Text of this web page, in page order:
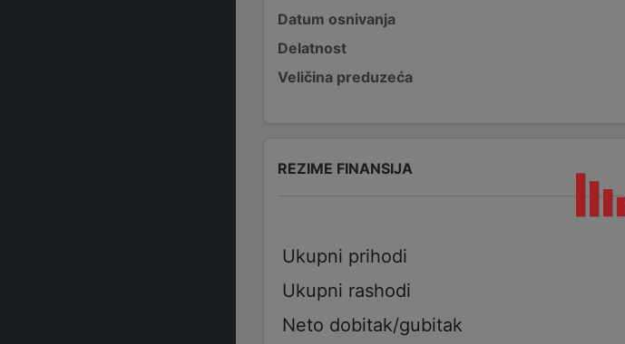
Datum osnivanja
Delatnost
Veličina preduzeća
REZIME FINANSIJA
Ukupni prihodi
Ukupni rashodi
Neto dobitak/gubitak